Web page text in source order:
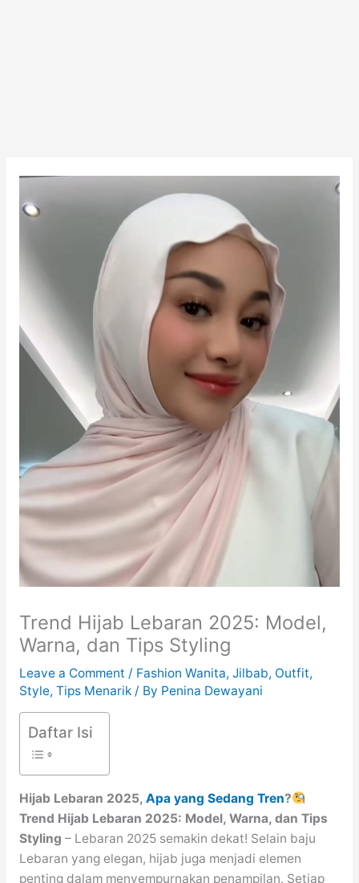
Trend Hijab Lebaran 2025: Model,
Warna, dan Tips Styling
Leave a Comment / Fashion Wanita, Jilbab, Outfit,
Style, Tips Menarik/ By Penina Dewayani
Daftar Isi
Hijab Lebaran 2025, Apa yang Sedang Tren?
Trend Hijab Lebaran 2025: Model, Warna, dan Tips
Styling – Lebaran 2025 semakin dekat! Selain baju
Lebaran yang elegan, hijab juga menjadi elemen
penting dalam menyempurnakan penampilan. Setiap